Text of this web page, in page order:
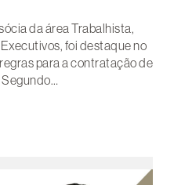
da área Trabalhista,
foi destaque no
para a contratação de
Segundo…